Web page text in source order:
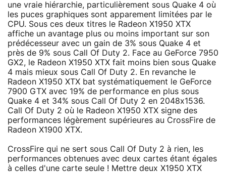
une vraie hiérarchie, particulièrement sous Quake 4 où
les puces graphiques sont apparement limitées par le
CPU. Sous ces deux titres le Radeon X1950 XTX
affiche un avantage plus ou moins important sur son
prédécesseur avec un gain de 3% sous Quake 4 et
près de 9% sous Call Of Duty 2. Face au GeForce 7950
GX2, le Radeon X1950 XTX fait moins bien sous Quake
4 mais mieux sous Call Of Duty 2. En revanche le
Radeon X1950 XTX bat systématiquement le GeForce
7900 GTX avec 19% de performance en plus sous
Quake 4 et 34% sous Call Of Duty 2 en 2048x1536.
Call Of Duty 2 où le Radeon X1950 XTX signe des
performances légèrement supérieures au CrossFire de
Radeon X1900 XTX.
CrossFire qui ne sert sous Call Of Duty 2 à rien, les
performances obtenues avec deux cartes étant égales
à celles d'une carte seule ! Mettre deux X1950 XTX